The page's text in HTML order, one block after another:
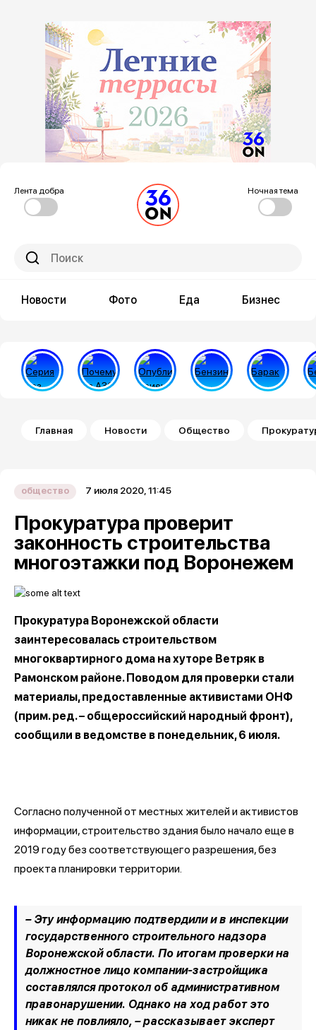
Лента добра Ночная тема
Новости Фото Еда Бизнес
Строка навигации
Главная Новости Общество
общество 7 июля 2020, 11:45
Прокуратура проверит
законность строительства
многоэтажки под Воронежем
Прокуратура Воронежской области
заинтересовалась строительством
многоквартирного дома на хуторе Ветряк в
Рамонском районе. Поводом для проверки стали
материалы, предоставленные активистами ОНФ
(прим. ред. – общероссийский народный фронт),
сообщили в ведомстве в понедельник, 6 июля.
Согласно полученной от местных жителей и активистов
информации, строительство здания было начало еще в
2019 году без соответствующего разрешения, без
проекта планировки территории.
– Эту информацию подтвердили и в инспекции
государственного строительного надзора
Воронежской области. По итогам проверки на
должностное лицо компании-застройщика
составлялся протокол об административном
правонарушении. Однако на ход работ это
никак не повлияло, – рассказывает эксперт